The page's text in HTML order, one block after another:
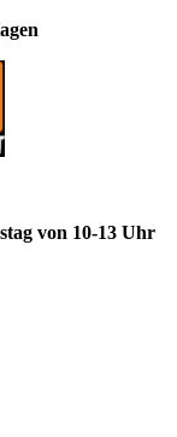
von 10-13 Uhr